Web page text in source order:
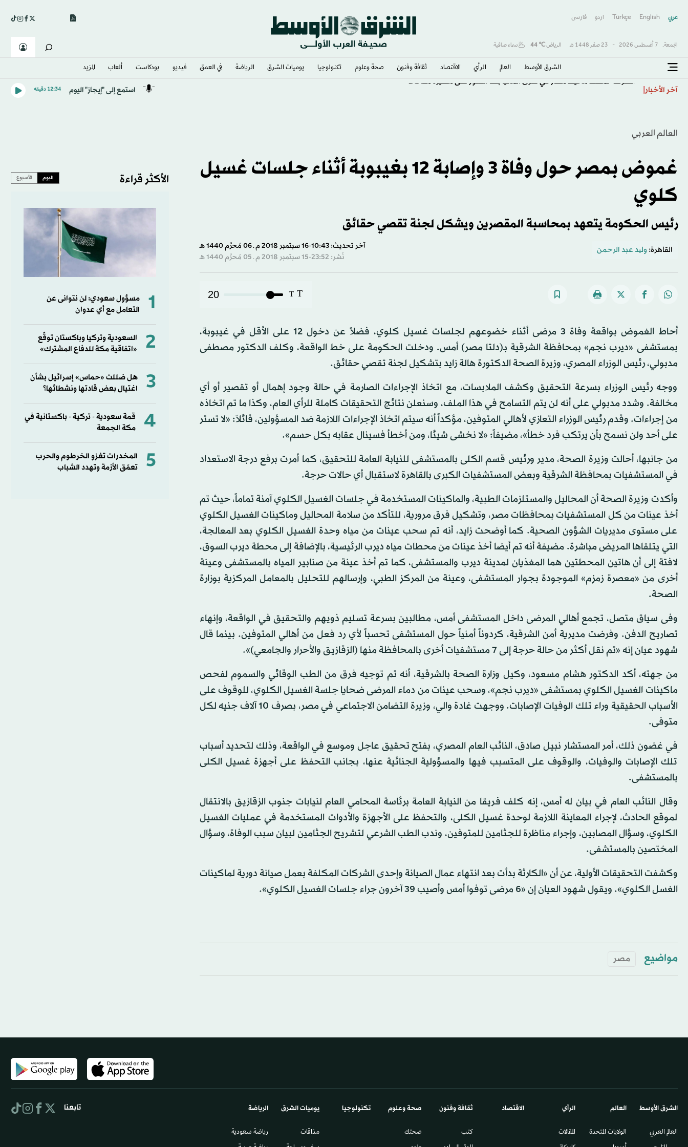
عربي English
Türkçe اردو فارسى
الجمعة, 7 أغسطس 2026 - 23 صفَر 1448 هـ الرياض℃
44 سماء صافية
الشرق الأوسط​ العالم الرأي الاقتصاد ثقافة وفنون صحة وعلوم تكنولوجيا يوميات الشرق​ الرياضة في العمق فيديو بودكاست ألعاب المزيد
آخر الأخبار الشرطة تمشط محيط مطار في شرق ألمانيا بعد العثور على مسيّرة مفخخة استمع إلى "إيجاز" اليوم 12:34 دقيقه
العالم العربي
غموض بمصر حول وفاة 3 وإصابة 12 بغيبوبة أثناء جلسات غسيل
كلوي
رئيس الحكومة يتعهد بمحاسبة المقصرين ويشكل لجنة تقصي حقائق
القاهرة: ولید عبد الرحمن
آخر تحديث: 10:43-16 سبتمبر 2018 م ـ 06 مُحرَّم 1440 هـ
نُشر: 23:52-15 سبتمبر 2018 م ـ 05 مُحرَّم 1440 هـ
T
T
20
أحاط الغموض بواقعة وفاة 3 مرضى أثناء خضوعهم لجلسات غسيل كلوي، فضلاً عن دخول 12 على الأقل في غيبوبة،
بمستشفى «ديرب نجم» بمحافظة الشرقية بـ(دلتا مصر) أمس. ودخلت الحكومة على خط الواقعة، وكلف الدكتور مصطفى
مدبولي، رئيس الوزراء المصري، وزيرة الصحة الدكتورة هالة زايد بتشكيل لجنة تقصي حقائق.
ووجه رئيس الوزراء بسرعة التحقيق وكشف الملابسات، مع اتخاذ الإجراءات الصارمة في حالة وجود إهمال أو تقصير أو أي
مخالفة. وشدد مدبولي على أنه لن يتم التسامح في هذا الملف، وسنعلن نتائج التحقيقات كاملة للرأي العام، وكذا ما تم اتخاذه
من إجراءات. وقدم رئيس الوزراء التعازي لأهالي المتوفين، مؤكداً أنه سيتم اتخاذ الإجراءات اللازمة ضد المسؤولين، قائلاً: «لا تستر
على أحد ولن نسمح بأن يرتكب فرد خطأ»، مضيفاً: «لا نخشى شيئا، ومن أخطأ فسينال عقابه بكل حسم».
من جانبها، أحالت وزيرة الصحة، مدير ورئيس قسم الكلى بالمستشفى للنيابة العامة للتحقيق، كما أمرت برفع درجة الاستعداد
في المستشفيات بمحافظة الشرقية وبعض المستشفيات الكبرى بالقاهرة لاستقبال أي حالات حرجة.
وأكدت وزيرة الصحة أن المحاليل والمستلزمات الطبية، والماكينات المستخدمة في جلسات الغسيل الكلوي آمنة تماماً، حيث تم
أخذ عينات من كل المستشفيات بمحافظات مصر، وتشكيل فرق مرورية، للتأكد من سلامة المحاليل وماكينات الغسيل الكلوي
على مستوى مديريات الشؤون الصحية. كما أوضحت زايد، أنه تم سحب عينات من مياه وحدة الغسيل الكلوي بعد المعالجة،
التي يتلقاها المريض مباشرة. مضيفة أنه تم أيضا أخذ عينات من محطات مياه ديرب الرئيسية، بالإضافة إلى محطة ديرب السوق،
لافتة إلى أن هاتين المحطتين هما المغذيان لمدينة ديرب والمستشفى، كما تم أخذ عينة من صنابير المياه بالمستشفى وعينة
أخرى من «معصرة زمزم» الموجودة بجوار المستشفى، وعينة من المركز الطبي، وإرسالهم للتحليل بالمعامل المركزية بوزارة
الصحة.
وفى سياق متصل، تجمع أهالي المرضى داخل المستشفى أمس، مطالبين بسرعة تسليم ذويهم والتحقيق في الواقعة، وإنهاء
تصاريح الدفن. وفرضت مديرية أمن الشرقية، كردوناً أمنياً حول المستشفى تحسباً لأي رد فعل من أهالي المتوفين. بينما قال
شهود عيان إنه «تم نقل أكثر من حالة حرجة إلى 7 مستشفيات أخرى بالمحافظة منها (الزقازيق والأحرار والجامعي)».
من جهته، أكد الدكتور هشام مسعود، وكيل وزارة الصحة بالشرقية، أنه تم توجيه فرق من الطب الوقائي والسموم لفحص
ماكينات الغسيل الكلوي بمستشفى «ديرب نجم»، وسحب عينات من دماء المرضى ضحايا جلسة الغسيل الكلوي، للوقوف على
الأسباب الحقيقية وراء تلك الوفيات الإصابات. ووجهت غادة والي، وزيرة التضامن الاجتماعي في مصر، بصرف 10 آلاف جنيه لكل
متوفى.
في غضون ذلك، أمر المستشار نبيل صادق، النائب العام المصري، بفتح تحقيق عاجل وموسع في الواقعة، وذلك لتحديد أسباب
تلك الإصابات والوفيات، والوقوف على المتسبب فيها والمسؤولية الجنائية عنها، بجانب التحفظ على أجهزة غسيل الكلى
بالمستشفى.
وقال النائب العام في بيان له أمس، إنه كلف فريقا من النيابة العامة برئاسة المحامي العام لنيابات جنوب الزقازيق بالانتقال
لموقع الحادث، لإجراء المعاينة اللازمة لوحدة غسيل الكلى، والتحفظ على الأجهزة والأدوات المستخدمة في عمليات الغسيل
الكلوي، وسؤال المصابين، وإجراء مناظرة للجثامين للمتوفين، وندب الطب الشرعي لتشريح الجثامين لبيان سبب الوفاة، وسؤال
المختصين بالمستشفى.
وكشفت التحقيقات الأولية، عن أن «الكارثة بدأت بعد انتهاء عمال الصيانة وإحدى الشركات المكلفة بعمل صيانة دورية لماكينات
الغسل الكلوي». ويقول شهود العيان إن «6 مرضى توفوا أمس وأصيب 39 آخرون جراء جلسات الغسيل الكلوي».
مواضيع مصر
الأكثر قراءة اليوم الأسبوع
1
مسؤول سعودي: لن نتوانى عن
التعامل مع أي عدوان
2
السعودية وتركيا وباكستان توقّع
«اتفاقية مكة للدفاع المشترك»
3
هل ضللت «حماس» إسرائيل بشأن
اغتيال بعض قادتها ونشطائها؟
4
قمة سعودية - تركية - باكستانية في
مكة الجمعة
5
المخدرات تغزو الخرطوم والحرب
تعمّق الأزمة وتهدد الشباب
الشرق الأوسط​
العالم العربي
العالم
الولايات المتحدة
الرأي
المقالات
الاقتصاد ثقافة وفنون
كتب
صحة وعلوم
صحتك
تكنولوجيا يوميات الشرق​
مذاقات
الرياضة
رياضة سعودية
تابعنا